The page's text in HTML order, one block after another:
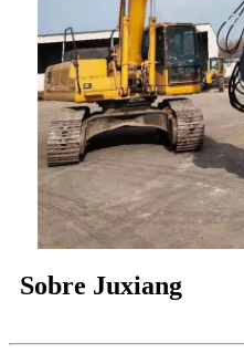
Sobre Juxiang